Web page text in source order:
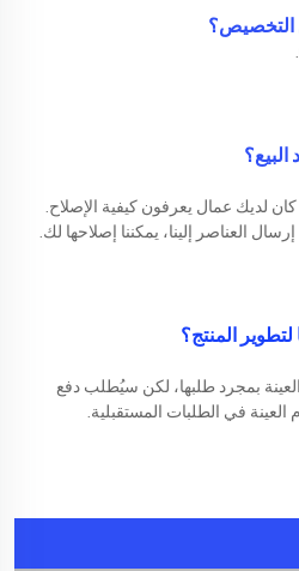
التخصيص؟
لديك عمال يعرفون كيفية الإصلاح.
العناصر إلينا، يمكننا إصلاحها لك.
المنتج؟
في الطلبات المستقبلية.